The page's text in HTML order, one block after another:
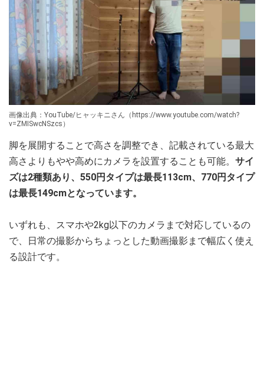
画像出典：YouTube/ヒャッキニさん（https://www.youtube.com/watch?
v=ZMISwcNSzcs）
脚を展開することで高さを調整でき、記載されている最大
高さよりもやや高めにカメラを設置することも可能。 サイ
ズは2種類あり、550円タイプは最長113cm、770円タイプ
は最長149cmとなっています。
いずれも、スマホや2kg以下のカメラまで対応しているの
で、日常の撮影からちょっとした動画撮影まで幅広く使え
る設計です。